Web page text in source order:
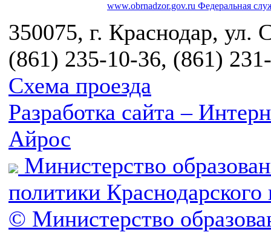
www.obrnadzor.gov.ru Федеральная
350075, г. Краснодар, ул.
(861) 235-10-36, (861)
Схема проезда
Разработка сайта –
Айрос
Министерство
политики Краснодарского
© Министерство